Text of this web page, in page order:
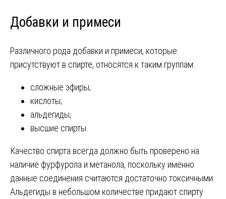
Добавки и примеси
Различного рода добавки и примеси, которые
присутствуют в спирте, относятся к таким группам:
сложные эфиры;
кислоты;
альдегиды;
высшие спирты.
Качество спирта всегда должно быть проверено на
наличие фурфурола и метанола, поскольку именно
данные соединения считаются достаточно токсичными.
Альдегиды в небольшом количестве придают спирту